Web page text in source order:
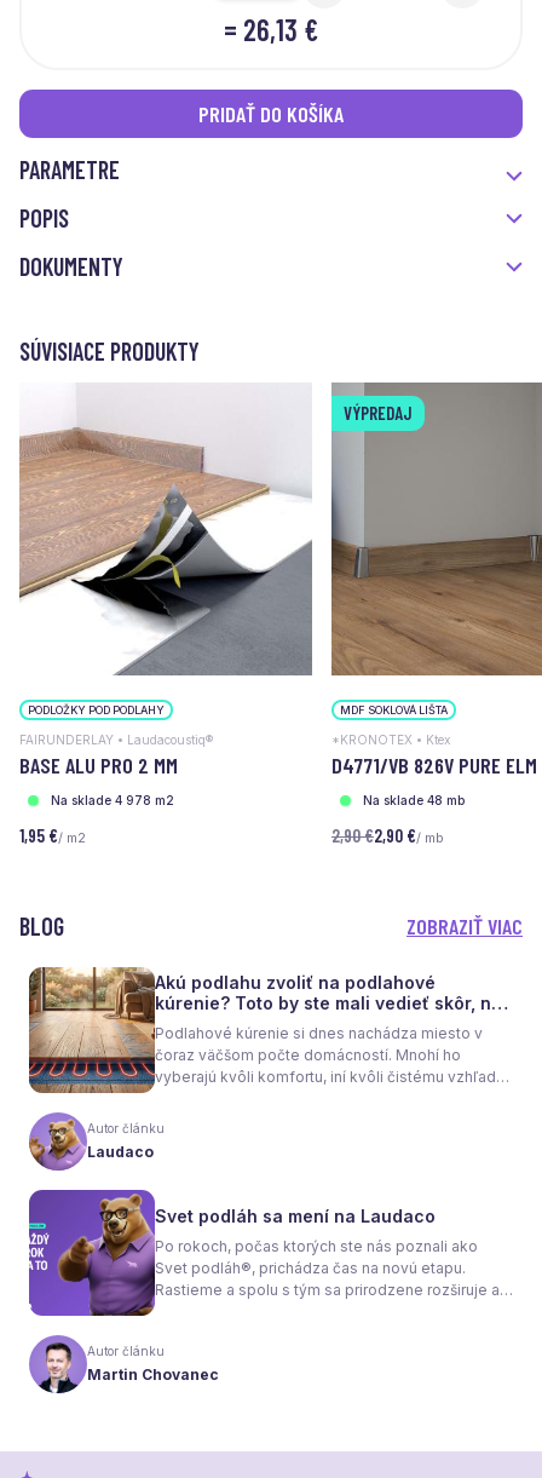
= 26,13 €
PRIDAŤ DO KOŠÍKA
PARAMETRE
POPIS
DOKUMENTY
SÚVISIACE PRODUKTY
PODLOŽKY POD PODLAHY
FAIRUNDERLAY • Laudacoustiq®
BASE ALU PRO 2 MM
Na sklade 4 978 m2
1,95 €/ m2
VÝPREDAJ
MDF SOKLOVÁ LIŠTA
*KRONOTEX • Ktex
D4771/VB 826V PURE ELM
Na sklade 48 mb
2,90 €2,90 €/ mb
BLOG ZOBRAZIŤ VIAC
Akú podlahu zvoliť na podlahové
kúrenie? Toto by ste mali vedieť skôr, než
sa rozhodnete
Podlahové kúrenie si dnes nachádza miesto v
čoraz väčšom počte domácností. Mnohí ho
vyberajú kvôli komfortu, iní kvôli čistému vzhľadu
nielen na pocit tepla v miestnosti, ale aj na
spotrebu energie a celkové fungovanie kúrenia.
Autor článku
Laudaco
Svet podláh sa mení na Laudaco
Po rokoch, počas ktorých ste nás poznali ako
Svet podláh®, prichádza čas na novú etapu.
Rastieme a spolu s tým sa prirodzene rozširuje aj
vizuálnou identitou. Naším cieľom je, aby každý
váš krok stál za to.
Autor článku
Martin Chovanec